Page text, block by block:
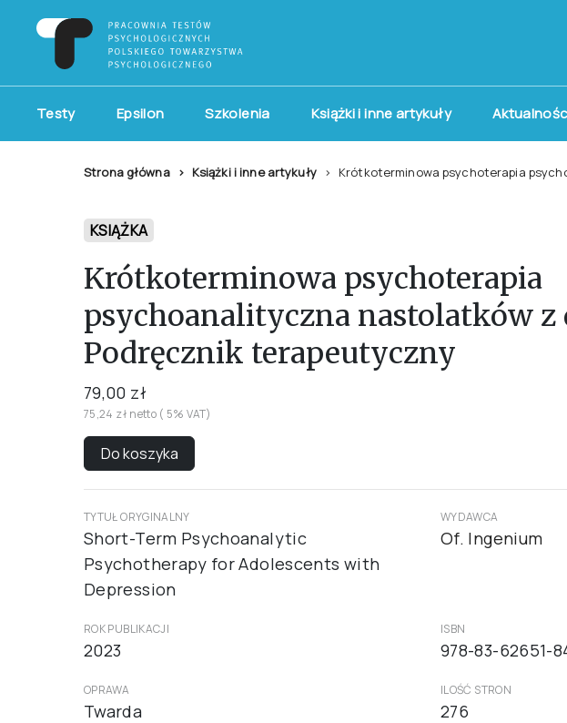
Testy Epsilon Szkolenia Książki i inne artykuły
Strona główna Książki i inne artykuły Krótkoterminowa psychoterapia
KSIĄŻKA
Krótkoterminowa psychoterapia
psychoanalityczna nastolatków z
Podręcznik terapeutyczny
79,00 zł
75,24 zł netto ( 5% VAT)
Do koszyka
TYTUŁ ORYGINALNY
Short-Term Psychoanalytic
Psychotherapy for Adolescents with
Depression
WYDAWCA
Of. Ingenium
ROK PUBLIKACJI
2023
ISBN
978-83-62651-
OPRAWA
Twarda
ILOŚĆ STRON
276